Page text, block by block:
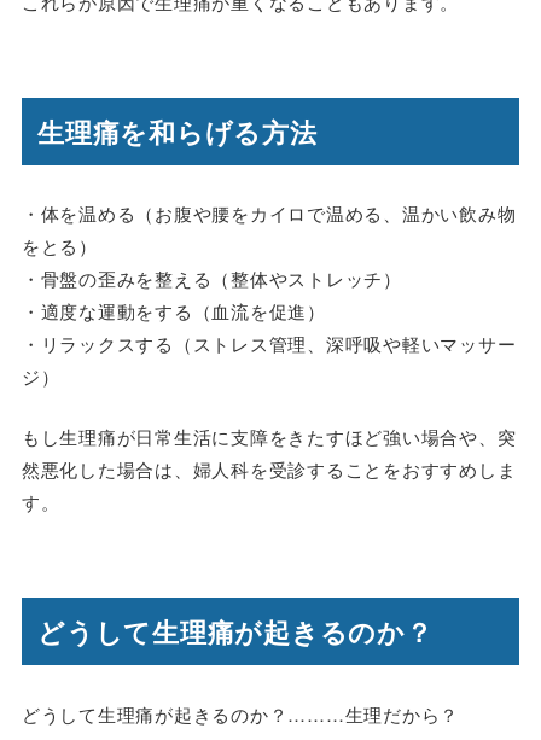
生理痛を和らげる方法
・体を温める（お腹や腰をカイロで温める、温かい飲み物
をとる）
・骨盤の歪みを整える（整体やストレッチ）
・適度な運動をする（血流を促進）
・リラックスする（ストレス管理、深呼吸や軽いマッサー
ジ）
もし生理痛が日常生活に支障をきたすほど強い場合や、突
然悪化した場合は、婦人科を受診することをおすすめしま
す。
どうして生理痛が起きるのか？
どうして生理痛が起きるのか？………生理だから？